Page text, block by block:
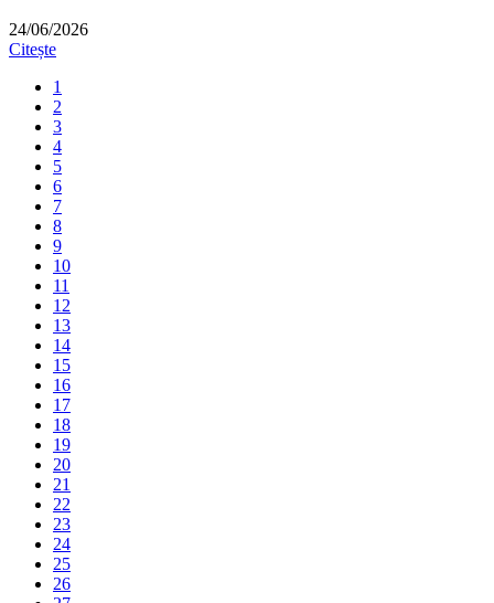
24/06/2026
Citește
1
2
3
4
5
6
7
8
9
10
11
12
13
14
15
16
17
18
19
20
21
22
23
24
25
26